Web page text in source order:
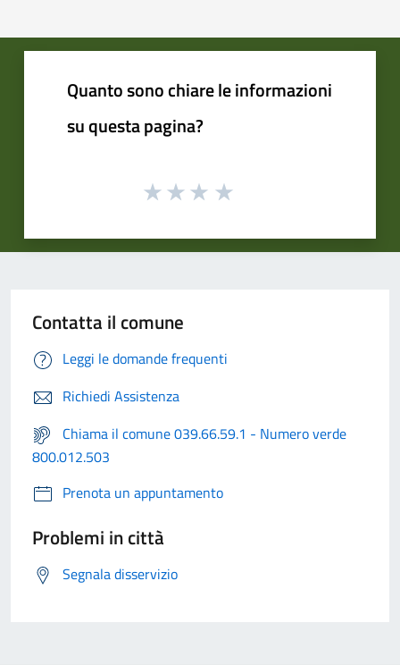
Quanto sono chiare le informazioni
su questa pagina?
Contatta il comune
Leggi le domande frequenti
Richiedi Assistenza
Chiama il comune 039.66.59.1 - Numero verde
800.012.503
Prenota un appuntamento
Problemi in città
Segnala disservizio